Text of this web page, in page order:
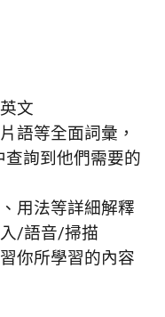
文
語等全面詞彙，
查詢到他們需要的
用法等詳細解釋
/語音/掃描
你所學習的內容